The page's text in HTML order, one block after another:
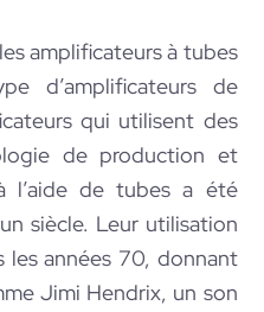
amplificateurs à tubes
d’amplificateurs de
qui utilisent des
de production et
l’aide de tubes a été
siècle. Leur utilisation
les années 70, donnant
Jimi Hendrix, un son